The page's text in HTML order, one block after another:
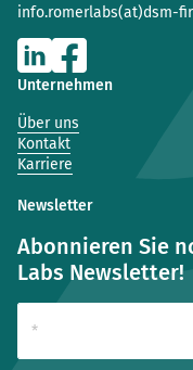
info.romerlabs(at)dsm-
Unternehmen
Über uns
Kontakt
Karriere
Newsletter
Abonnieren Sie
Labs Newsletter!